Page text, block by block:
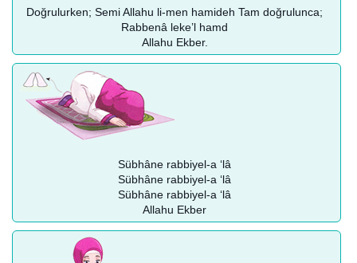
Doğrulurken; Semi Allahu li-men hamideh Tam doğrulunca;
Rabbenâ leke’l hamd
Allahu Ekber.
Sübhâne rabbiyel-a ‘lâ
Sübhâne rabbiyel-a ‘lâ
Sübhâne rabbiyel-a ‘lâ
Allahu Ekber